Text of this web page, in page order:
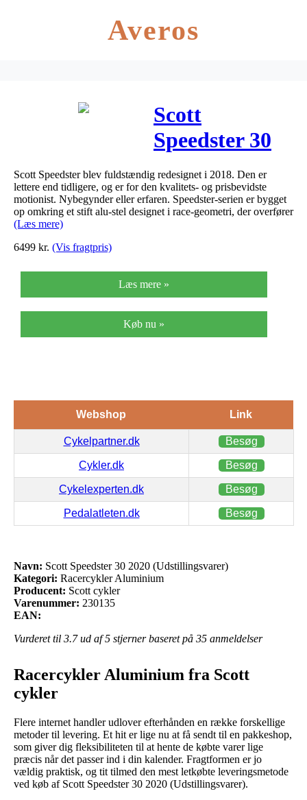
Averos
Scott
Speedster 30
2020
Scott Speedster blev fuldstændig redesignet i 2018. Den er
lettere end tidligere, og er for den kvalitets- og prisbevidste
motionist. Nybegynder eller erfaren. Speedster-serien er bygget
op omkring et stift alu-stel designet i race-geometri, der overfører
(Læs mere)
6499 kr. (Vis fragtpris)
Læs mere »
Køb nu »
Webshop Link
Cykelpartner.dk Besøg
Cykler.dk Besøg
Cykelexperten.dk Besøg
Pedalatleten.dk Besøg
Navn: Scott Speedster 30 2020 (Udstillingsvarer)
Kategori: Racercykler Aluminium
Producent: Scott cykler
Varenummer: 230135
EAN:
Vurderet til 3.7ud af 5 stjerner baseret på 35 anmeldelser
Racercykler Aluminium fra Scott
cykler
Flere internet handler udlover efterhånden en række forskellige
metoder til levering. Et hit er lige nu at få sendt til en pakkeshop,
som giver dig fleksibiliteten til at hente de købte varer lige
præcis når det passer ind i din kalender. Fragtformen er jo
vældig praktisk, og tit tilmed den mest letkøbte leveringsmetode
ved køb af Scott Speedster 30 2020 (Udstillingsvarer).